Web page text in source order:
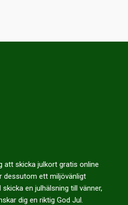
att skicka julkort gratis online
dessutom ett miljövänligt
en julhälsning till vänner,
dig en riktig God Jul.